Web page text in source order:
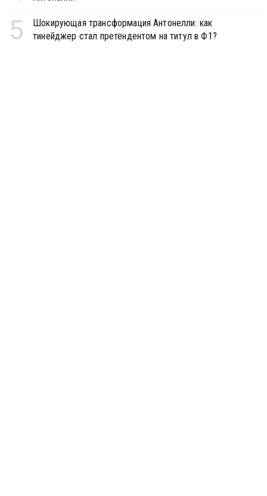
5
Шокирующая трансформация Антонелли: как
тинейджер стал претендентом на титул в Ф1?